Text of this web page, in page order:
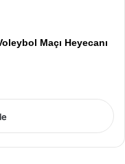
Maçı Heyecanı